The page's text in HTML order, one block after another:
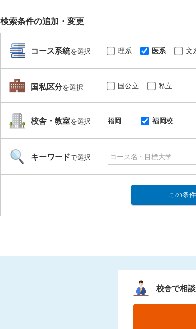
検索条件の追加・変更
コース系統を選択 理系 医系 文
国私区分を選択 国公立 私立
校舎・教室を選択 福岡 福岡校
キーワードで選択
この条
校舎で相